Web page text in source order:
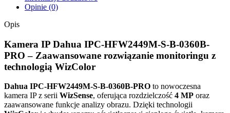
0360B-
PRO
Opinie (0)
Opis
Kamera IP Dahua IPC-HFW2449M-S-B-0360B-
PRO – Zaawansowane rozwiązanie monitoringu z
technologią WizColor
Dahua IPC-HFW2449M-S-B-0360B-PRO to nowoczesna
kamera IP z serii WizSense, oferująca rozdzielczość 4 MP oraz
zaawansowane funkcje analizy obrazu. Dzięki technologii